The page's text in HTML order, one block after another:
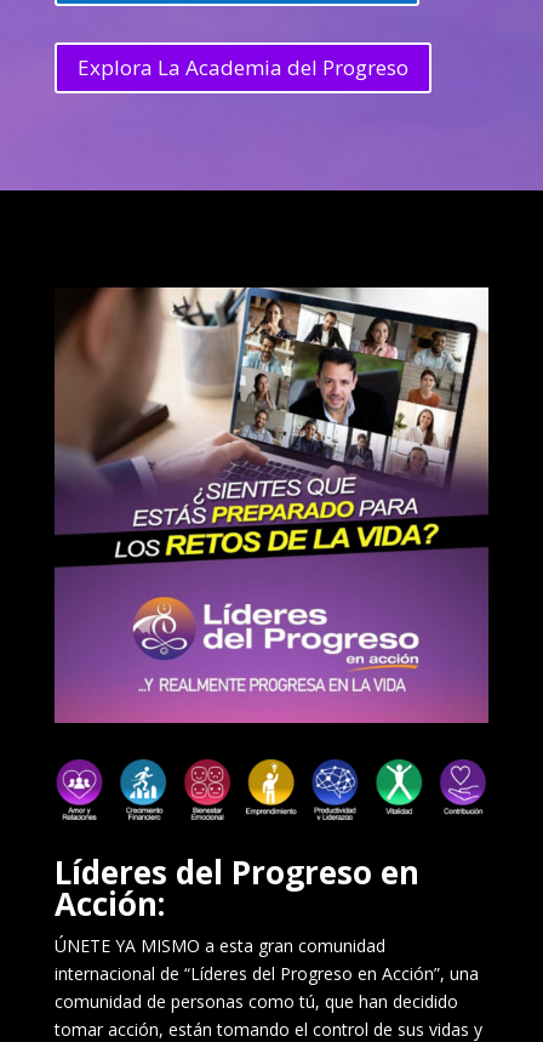
Explora La Academia del Progreso
Líderes del Progreso en
Acción:
ÚNETE YA MISMO a esta gran comunidad
internacional de “Líderes del Progreso en Acción”, una
comunidad de personas como tú, que han decidido
tomar acción, están tomando el control de sus vidas y